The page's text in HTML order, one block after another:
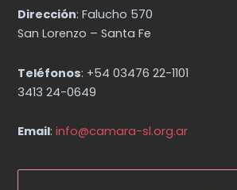
Dirección: Falucho 570
San Lorenzo – Santa Fe
Teléfonos: +54 03476 22-1101
3413 24-0649
Email:info@camara-sl.org.ar